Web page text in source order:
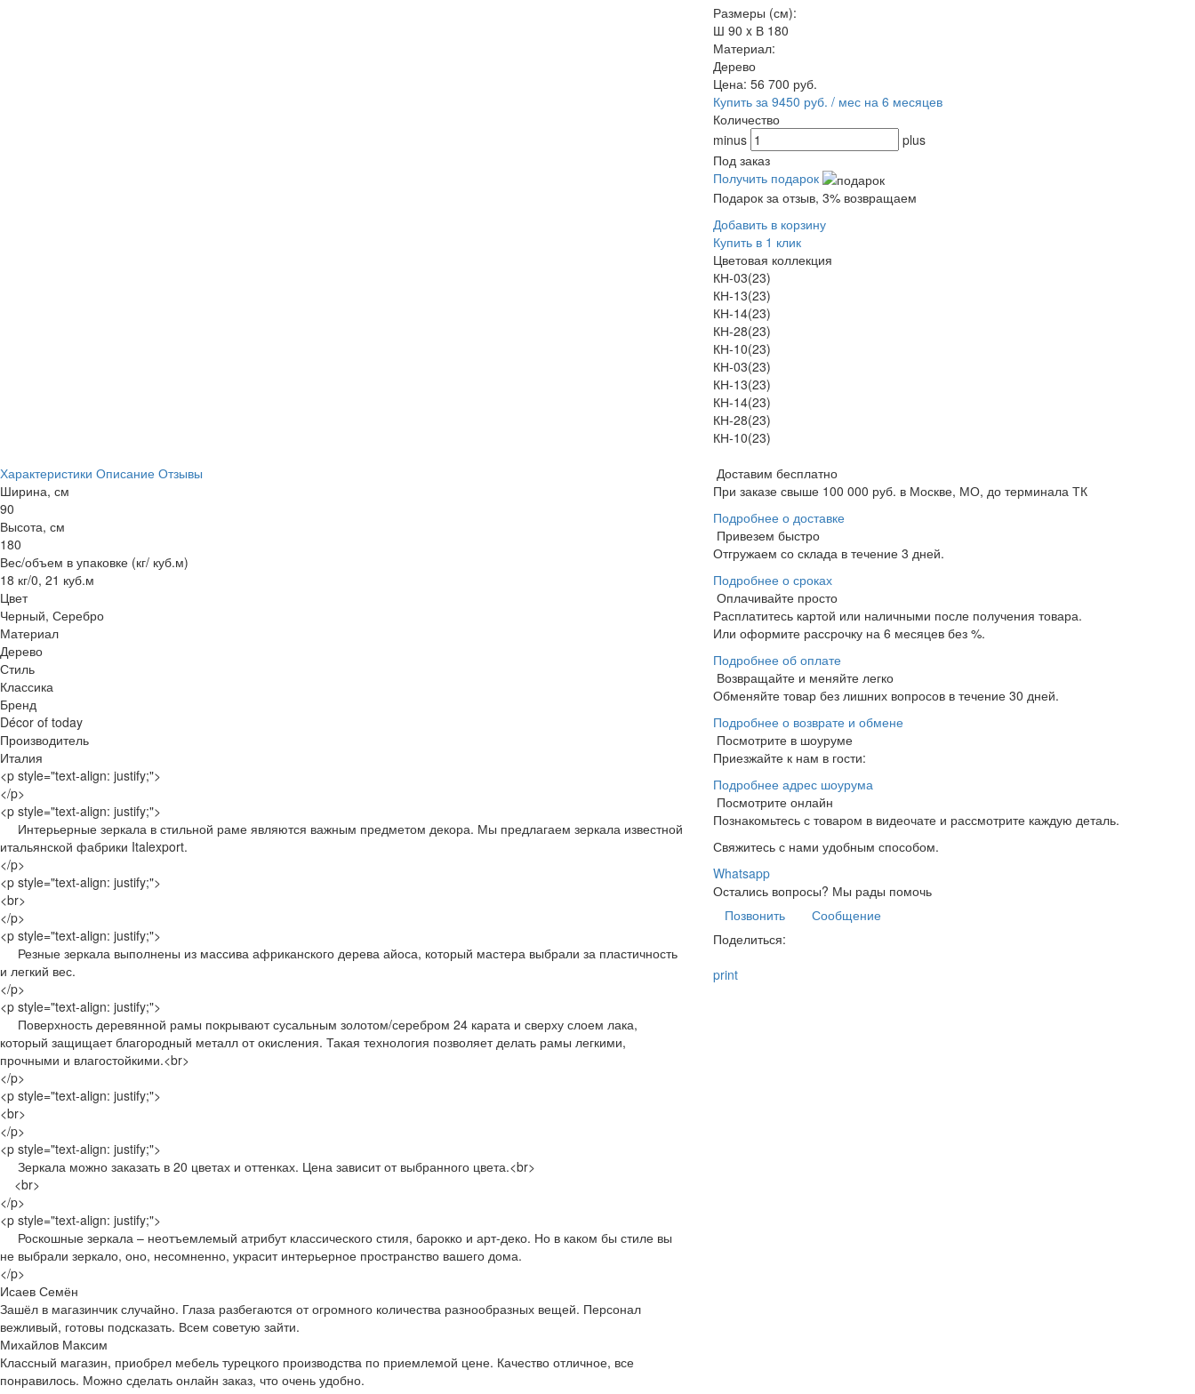
Размеры (см):
Ш 90 x В 180
Материал:
Дерево
Цена: 56 700 руб.
Купить за 9450 руб. / мес на 6 месяцев
Количество
minus
plus
Под заказ
Получить подарок
Подарок за отзыв, 3% возвращаем
Добавить в корзину
Купить в 1 клик
Цветовая коллекция
КН-03(23)
КН-13(23)
КН-14(23)
КН-28(23)
КН-10(23)
КН-03(23)
КН-13(23)
КН-14(23)
КН-28(23)
КН-10(23)
Характеристики Описание Отзывы
Ширина, см
90
Высота, см
180
Вес/объем в упаковке (кг/ куб.м)
18 кг/0, 21 куб.м
Цвет
Черный, Серебро
Материал
Дерево
Стиль
Классика
Бренд
Décor of today
Производитель
Италия
<p style="text-align: justify;">
</p>
<p style="text-align: justify;">
Интерьерные зеркала в стильной раме являются важным предметом декора. Мы предлагаем зеркала известной
итальянской фабрики Italexport.
</p>
<p style="text-align: justify;">
<br>
</p>
<p style="text-align: justify;">
Резные зеркала выполнены из массива африканского дерева айоса, который мастера выбрали за пластичность
и легкий вес.
</p>
<p style="text-align: justify;">
Поверхность деревянной рамы покрывают сусальным золотом/серебром 24 карата и сверху слоем лака,
который защищает благородный металл от окисления. Такая технология позволяет делать рамы легкими,
прочными и влагостойкими.<br>
</p>
<p style="text-align: justify;">
<br>
</p>
<p style="text-align: justify;">
Зеркала можно заказать в 20 цветах и оттенках. Цена зависит от выбранного цвета.<br>
<br>
</p>
<p style="text-align: justify;">
Роскошные зеркала – неотъемлемый атрибут классического стиля, барокко и арт-деко. Но в каком бы стиле вы
не выбрали зеркало, оно, несомненно, украсит интерьерное пространство вашего дома.
</p>
Исаев Семён
Зашёл в магазинчик случайно. Глаза разбегаются от огромного количества разнообразных вещей. Персонал
вежливый, готовы подсказать. Всем советую зайти.
Михайлов Максим
Классный магазин, приобрел мебель турецкого производства по приемлемой цене. Качество отличное, все
понравилось. Можно сделать онлайн заказ, что очень удобно.
Доставим бесплатно
При заказе свыше 100 000 руб. в Москве, МО, до терминала ТК
Подробнее о доставке
Привезем быстро
Отгружаем со склада в течение 3 дней.
Подробнее о сроках
Оплачивайте просто
Расплатитесь картой или наличными после получения товара.
Или оформите рассрочку на 6 месяцев без %.
Подробнее об оплате
Возвращайте и меняйте легко
Обменяйте товар без лишних вопросов в течение 30 дней.
Подробнее о возврате и обмене
Посмотрите в шоуруме
Приезжайте к нам в гости:
Подробнее адрес шоурума
Посмотрите онлайн
Познакомьтесь с товаром в видеочате и рассмотрите каждую деталь.
Свяжитесь с нами удобным способом.
Whatsapp
Остались вопросы? Мы рады помочь
Позвонить
Сообщение
Поделиться:
print